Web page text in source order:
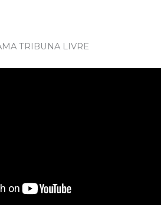
TRIBUNA LIVRE